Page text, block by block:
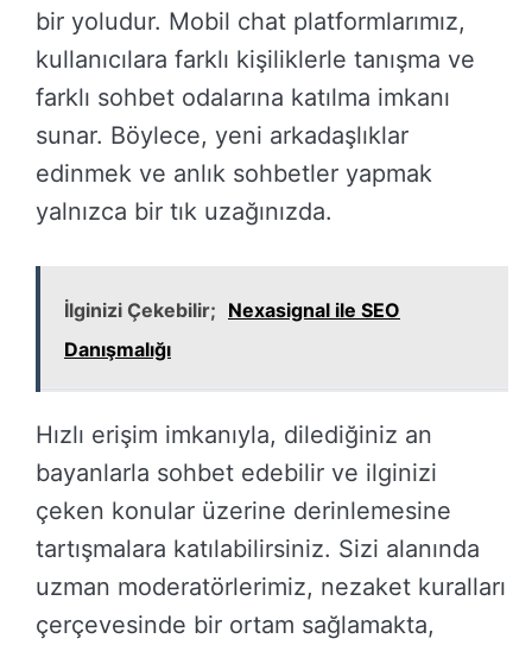
bir yoludur. Mobil chat platformlarımız,
kullanıcılara farklı kişiliklerle tanışma ve
farklı sohbet odalarına katılma imkanı
sunar. Böylece, yeni arkadaşlıklar
edinmek ve anlık sohbetler yapmak
yalnızca bir tık uzağınızda.
İlginizi Çekebilir; Nexasignal ile SEO
Danışmalığı
Hızlı erişim imkanıyla, dilediğiniz an
bayanlarla sohbet edebilir ve ilginizi
çeken konular üzerine derinlemesine
tartışmalara katılabilirsiniz. Sizi alanında
uzman moderatörlerimiz, nezaket kuralları
çerçevesinde bir ortam sağlamakta,